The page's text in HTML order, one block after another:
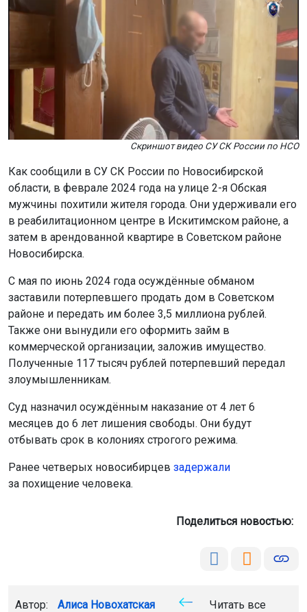
Скриншот видео СУ СК России по НСО
Как сообщили в СУ СК России по Новосибирской
области, в феврале 2024 года на улице 2-я Обская
мужчины похитили жителя города. Они удерживали его
в реабилитационном центре в Искитимском районе, а
затем в арендованной квартире в Советском районе
Новосибирска.
С мая по июнь 2024 года осуждённые обманом
заставили потерпевшего продать дом в Советском
районе и передать им более 3,5 миллиона рублей.
Также они вынудили его оформить займ в
коммерческой организации, заложив имущество.
Полученные 117 тысяч рублей потерпевший передал
злоумышленникам.
Суд назначил осуждённым наказание от 4 лет 6
месяцев до 6 лет лишения свободы. Они будут
отбывать срок в колониях строгого режима.
Ранее четверых новосибирцев задержали
за похищение человека.
Поделиться новостью:
Автор: Алиса Новохатская
Читать все